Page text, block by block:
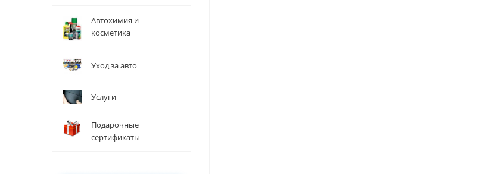
Автохимия и
косметика
Уход за авто
Услуги
Подарочные
сертификаты